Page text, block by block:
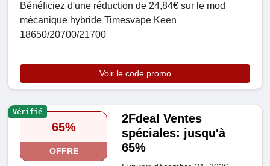
Bénéficiez d'une réduction de 24,84€ sur le mod
mécanique hybride Timesvape Keen
18650/20700/21700
Voir le code promo
65%
OFFRE
2Fdeal Ventes
spéciales: jusqu'à
65%
Vérifié